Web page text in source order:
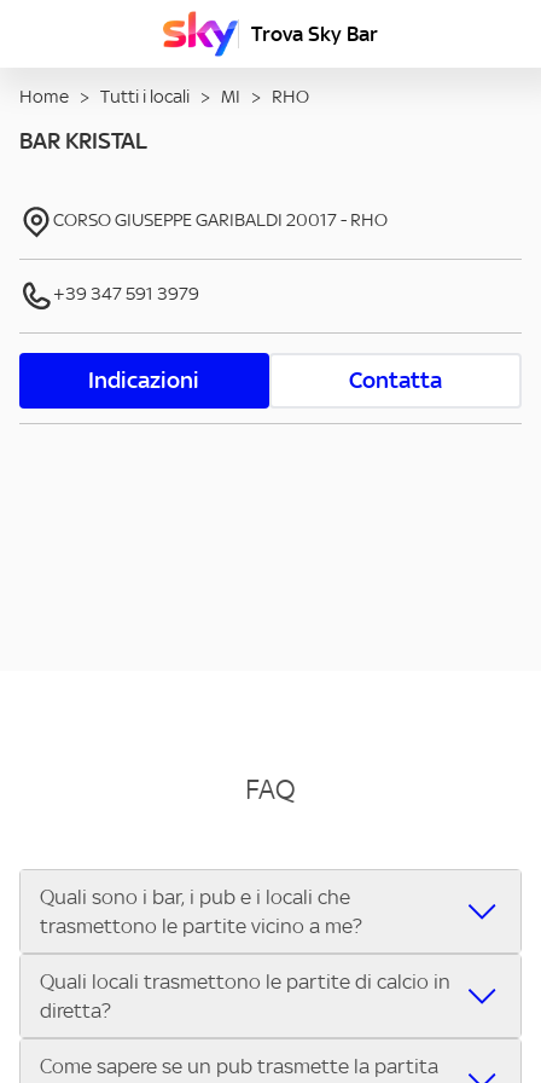
Trova Sky Bar
Home > Tutti i locali > MI > RHO
BAR KRISTAL
CORSO GIUSEPPE GARIBALDI 20017- RHO
+39 347 591 3979
Indicazioni Contatta
FAQ
Quali sono i bar, i pub e i locali che
trasmettono le partite vicino a me?
Se cerchi un bar, pub, ristorante o locale vicino a te per
vedere le partite di Serie A ENILIVE, la Serie C Sky Wifi, la
UEFA Champions League, la UEFA Europa League, la UEFA
Conference League, il Tennis, la Formula 1®, la MotoGP™ e
Quali locali trasmettono le partite di calcio in
diretta?
Vuoi sapere quali bar, pub o ristoranti mostrano le partite
Come sapere se un pub trasmette la partita